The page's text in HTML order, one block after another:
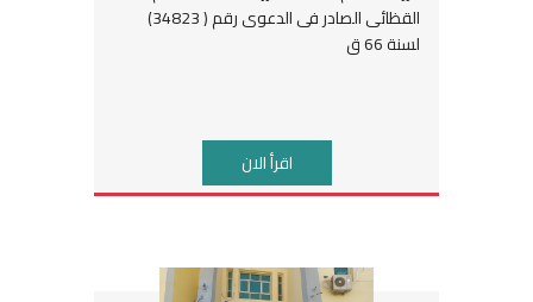
القظائى الصادر فى الدعوى رقم ( 34823)
لسنة 66 ق
اقرأ الان